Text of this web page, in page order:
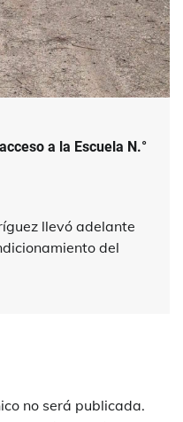
a la Escuela N.°
llevó adelante
del
no será publicada.